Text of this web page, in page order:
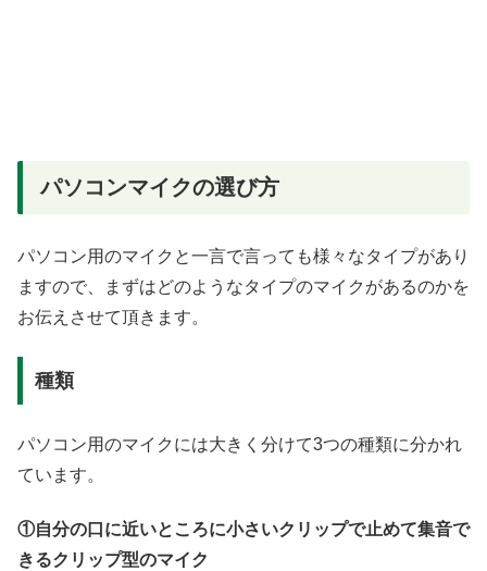
パソコンマイクの選び方
パソコン用のマイクと一言で言っても様々なタイプがあり
ますので、まずはどのようなタイプのマイクがあるのかを
お伝えさせて頂きます。
種類
パソコン用のマイクには大きく分けて3つの種類に分かれ
ています。
①自分の口に近いところに小さいクリップで止めて集音で
きるクリップ型のマイク